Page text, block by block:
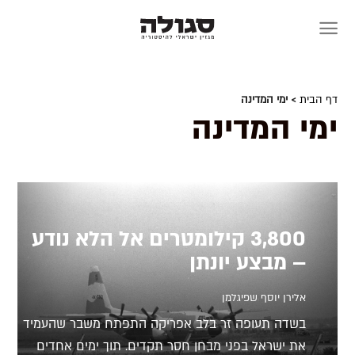
דף הבית > ימי המדינה
ימי המדינה
3,800 קילומטרים אל הלא נודע
– מבצע יונתן
אלירן יוסף שפיגלמן
בשדה תעופה זר בלב אפריקה התפתח משבר שהעמיד
את ישראל בפני מבחן חסר תקדים. תוך ימים אחדים